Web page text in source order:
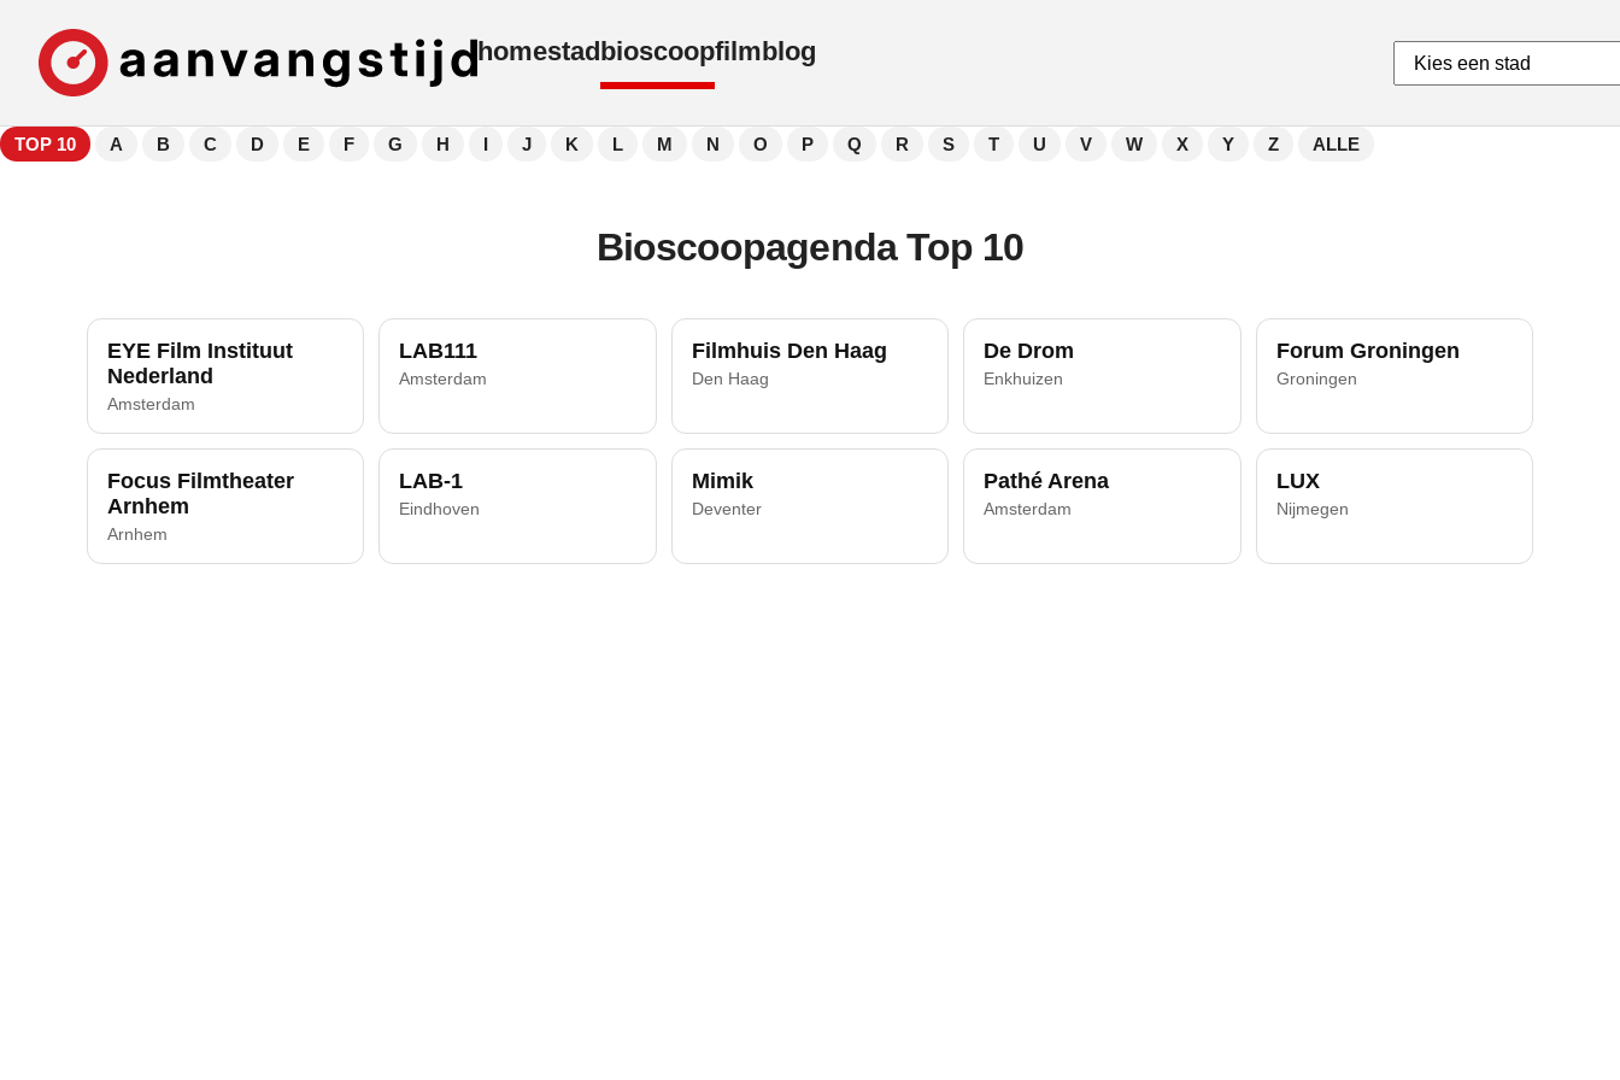
homestadbioscoopfilmblog
TOP 10 A B C D E F G H I J K L M N O P Q R S T U V W X Y Z ALLE
Bioscoopagenda Top 10
EYE Film Instituut
Nederland
Amsterdam
LAB111
Amsterdam
Filmhuis Den Haag
Den Haag
De Drom
Enkhuizen
Forum Groningen
Groningen
Focus Filmtheater
Arnhem
Arnhem
LAB-1
Eindhoven
Mimik
Deventer
Pathé Arena
Amsterdam
LUX
Nijmegen